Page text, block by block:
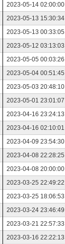
2023-05-14 02:00:00
2023-05-13 15:30:34
2023-05-13 00:33:05
2023-05-12 03:13:03
2023-05-05 00:03:26
2023-05-04 00:51:45
2023-05-03 20:48:10
2023-05-01 23:01:07
2023-04-16 23:24:13
2023-04-16 02:10:01
2023-04-09 23:54:30
2023-04-08 22:28:25
2023-04-08 20:00:00
2023-03-25 22:49:22
2023-03-25 18:06:53
2023-03-24 23:46:49
2023-03-21 22:57:33
2023-03-16 22:22:13